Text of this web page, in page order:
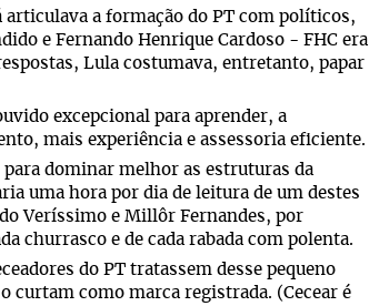
a formação do PT com políticos,
e Fernando Henrique Cardoso - FHC era
Lula costumava, entretanto, papar
excepcional para aprender, a
mais experiência e assessoria eficiente.
dominar melhor as estruturas da
uma hora por dia de leitura de um destes
Veríssimo e Millôr Fernandes, por
churrasco e de cada rabada com polenta.
do PT tratassem desse pequeno
curtam como marca registrada. (Cecear é